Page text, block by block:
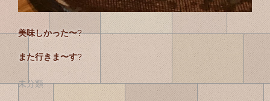
美味しかった〜?
また行きま〜す?
未分類